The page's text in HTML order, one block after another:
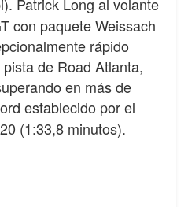
con paquete Weissach
rápido
de Road Atlanta,
en más de
establecido por el
(1:33,8 minutos).